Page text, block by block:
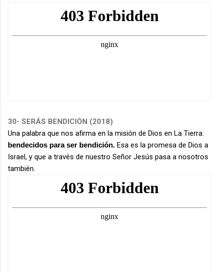
30- SERÁS BENDICIÓN (2018)
Una palabra que nos afirma en la misión de Dios en La Tierra:
bendecidos para ser bendición. Esa es la promesa de Dios a
Israel, y que a través de nuestro Señor Jesús pasa a nosotros
también.